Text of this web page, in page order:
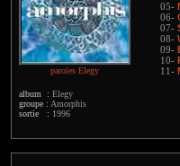
paroles Elegy
album : Elegy
groupe : Amorphis
sortie : 1996
05-
06-
07-
08-
09-
10-
11-